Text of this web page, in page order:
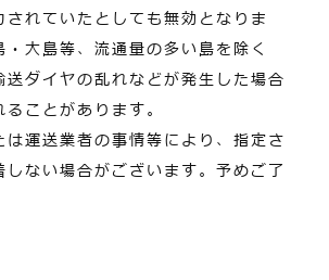
されていたとしても無効となりま
大島等、流通量の多い島を除く
送ダイヤの乱れなどが発生した場合
ことがあります。
は運送業者の事情等により、指定さ
しない場合がございます。予めご了